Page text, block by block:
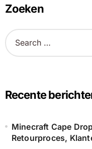
Zoeken
S
e
h
f
r
Recente
Minecraft Cape
Retourproces,